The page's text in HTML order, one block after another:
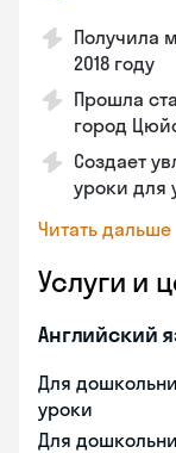
Получила
2018 году
Прошла
город
Создает
уроки для
Читать дальше
Услуги и
Английский
Для
уроки
Для